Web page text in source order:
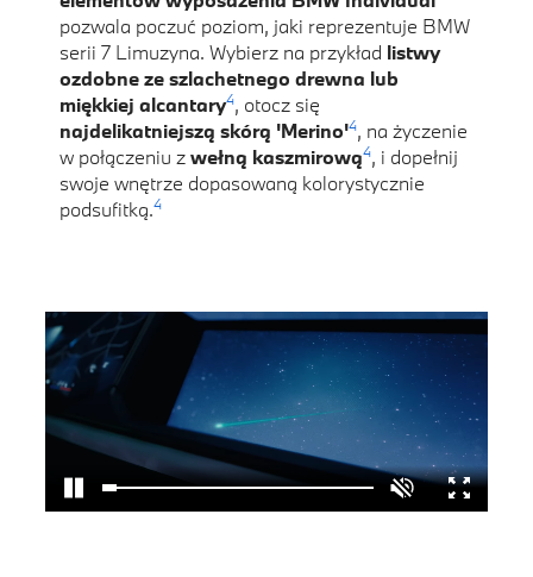
pozwala poczuć poziom, jaki reprezentuje BMW
serii 7 Limuzyna. Wybierz na przykład listwy
ozdobne ze szlachetnego drewna lub
miękkiej alcantary4, otocz się
najdelikatniejszą skórą 'Merino'4, na życzenie
w połączeniu zwełną kaszmirową4, i dopełnij
swoje wnętrze dopasowaną kolorystycznie
podsufitką.4